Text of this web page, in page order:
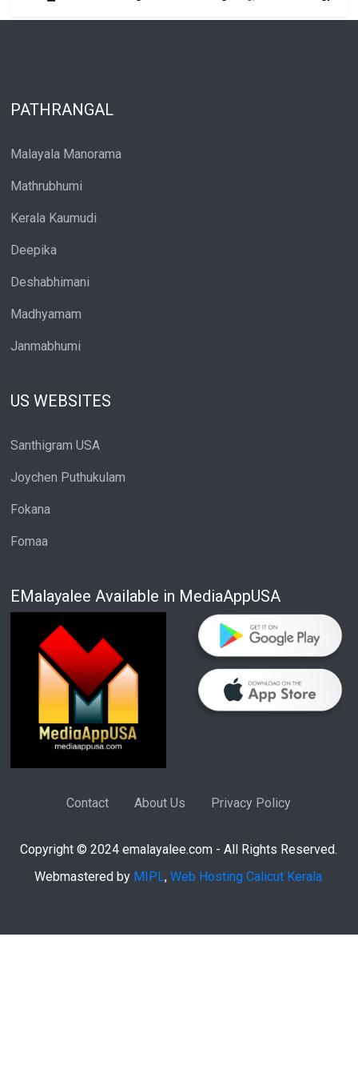
PATHRANGAL
Malayala Manorama
Mathrubhumi
Kerala Kaumudi
Deepika
Deshabhimani
Madhyamam
Janmabhumi
US WEBSITES
Santhigram USA
Joychen Puthukulam
Fokana
Fomaa
EMalayalee Available in MediaAppUSA
Contact About Us Privacy Policy
Copyright © 2024 emalayalee.com - All Rights Reserved.
Webmastered by MIPL, Web Hosting Calicut Kerala